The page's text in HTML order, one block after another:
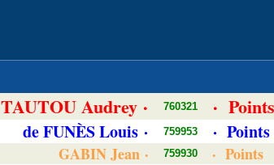
TAUTOU Audrey · 760321 · Points
de FUNÈS Louis · 759953 · Points
GABIN Jean · 759930 · Points